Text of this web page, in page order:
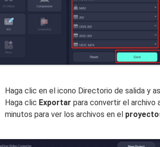
Haga clic en el icono Directorio de salida y
Haga clic Exportar para convertir el archivo
minutos para ver los archivos en el